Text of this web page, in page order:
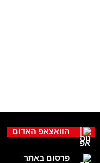
הוואצאפ האדום
פרסום באתר